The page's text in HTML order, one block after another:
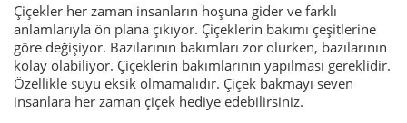
Çiçekler her zaman insanların hoşuna gider ve farklı
anlamlarıyla ön plana çıkıyor. Çiçeklerin bakımı çeşitlerine
göre değişiyor. Bazılarının bakımları zor olurken, bazılarının
kolay olabiliyor. Çiçeklerin bakımlarının yapılması gereklidir.
Özellikle suyu eksik olmamalıdır. Çiçek bakmayı seven
insanlara her zaman çiçek hediye edebilirsiniz.